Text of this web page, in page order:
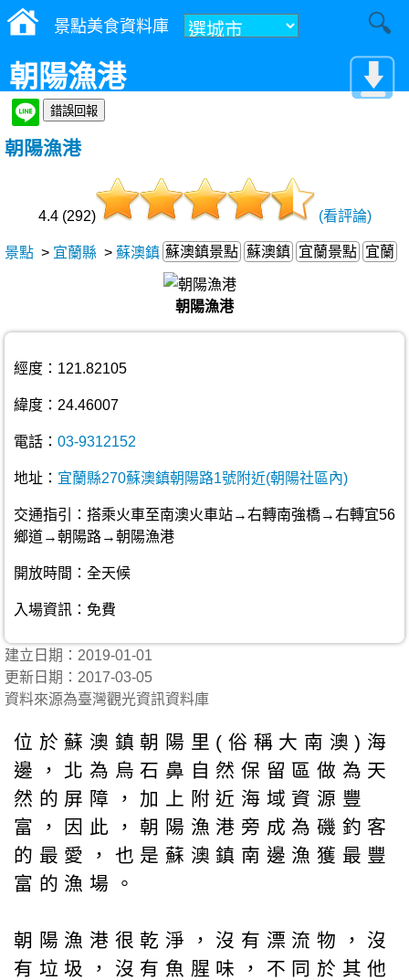
景點美食資料庫
朝陽漁港
朝陽漁港
4.4 (292) (看評論)
景點 > 宜蘭縣 > 蘇澳鎮 蘇澳鎮景點 蘇澳鎮 宜蘭景點 宜蘭
朝陽漁港
經度：121.82105
緯度：24.46007
電話： 03-9312152
地址： 宜蘭縣270蘇澳鎮朝陽路1號附近(朝陽社區內)
交通指引：搭乘火車至南澳火車站→右轉南強橋→右轉宜56
鄉道→朝陽路→朝陽漁港
開放時間：全天候
入場資訊：免費
建立日期：2019-01-01
更新日期：2017-03-05
資料來源為臺灣觀光資訊資料庫
位於蘇澳鎮朝陽里(俗稱大南澳)海
邊，北為烏石鼻自然保留區做為天
然的屏障，加上附近海域資源豐
富，因此，朝陽漁港旁成為磯釣客
的最愛，也是蘇澳鎮南邊漁獲最豐
富的漁場。
朝陽漁港很乾淨，沒有漂流物，沒
有垃圾，沒有魚腥味，不同於其他